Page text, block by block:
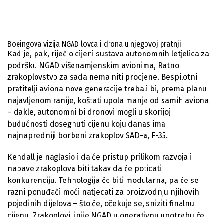
Boeingova vizija NGAD lovca i drona u njegovoj pratnji
Kad je, pak, riječ o cijeni sustava autonomnih letjelica za
podršku NGAD višenamjenskim avionima, Ratno
zrakoplovstvo za sada nema niti procjene. Bespilotni
pratitelji aviona nove generacije trebali bi, prema planu
najavljenom ranije, koštati upola manje od samih aviona
– dakle, autonomni bi dronovi mogli u skorijoj
budućnosti dosegnuti cijenu koju danas ima
najnapredniji borbeni zrakoplov SAD-a, F-35.
Kendall je naglasio i da će pristup prilikom razvoja i
nabave zrakoplova biti takav da će poticati
konkurenciju. Tehnologija će biti modularna, pa će se
razni ponuđači moći natjecati za proizvodnju njihovih
pojedinih dijelova – što će, očekuje se, sniziti finalnu
cijenu. Zrakoplovi linije NGAD u operativnu upotrebu će